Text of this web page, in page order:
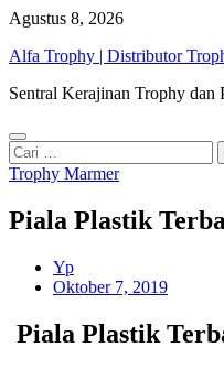
Skip
content
Agustus 8, 2026
Alfa Trophy | Distributor
Sentral Kerajinan Trophy dan
Cari
untuk:
Trophy Marmer
Piala Plastik
Yp
Oktober 7, 2019
Piala Plastik